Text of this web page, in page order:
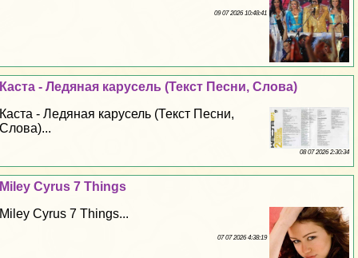
09 07 2026 10:48:41
Каста - Ледяная карусель (Текст Песни, Слова)
Каста - Ледяная карусель (Текст Песни,
Слова)...
08 07 2026 2:30:34
Miley Cyrus 7 Things
Miley Cyrus 7 Things...
07 07 2026 4:38:19